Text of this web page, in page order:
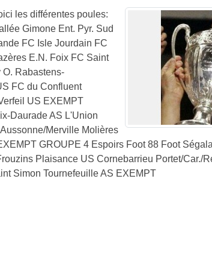
les différentes poules:
Gimone Ent. Pyr. Sud
FC Isle Jourdain FC
E.N. Foix FC Saint
Rabastens-
FC du Confluent
US EXEMPT
Daurade AS L'Union
Merville Molières
GROUPE 4 Espoirs Foot 88 Foot
Plaisance US Cornebarrieu Portet/Car./
Simon Tournefeuille AS EXEMPT